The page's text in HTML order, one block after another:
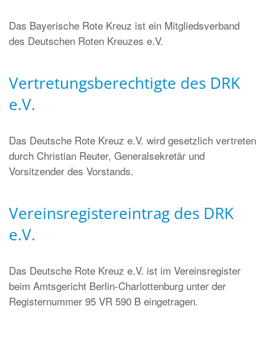
Das Bayerische Rote Kreuz ist ein Mitgliedsverband
des Deutschen Roten Kreuzes e.V.
Vertretungsberechtigte des DRK
e.V.
Das Deutsche Rote Kreuz e.V. wird gesetzlich vertreten
durch Christian Reuter, Generalsekretär und
Vorsitzender des Vorstands.
Vereinsregistereintrag des DRK
e.V.
Das Deutsche Rote Kreuz e.V. ist im Vereinsregister
beim Amtsgericht Berlin-Charlottenburg unter der
Registernummer 95 VR 590 B eingetragen.